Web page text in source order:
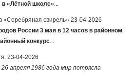
в «Лётной школе»...
«Серебряная свирель» 23-04-2026
России 3 мая в 12 часов в районном
конкурс...
23-04-2026
26 апреля 1986 года мир потрясла